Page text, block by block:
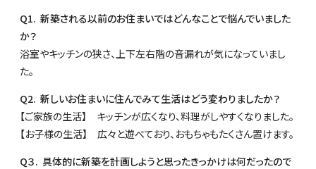
Q1. 新築される以前のお住まいではどんなことで悩んでいました
か？
浴室やキッチンの狭さ、上下左右階の音漏れが気になっていまし
た。
Q2. 新しいお住まいに住んでみて生活はどう変わりましたか？
【ご家族の生活】 キッチンが広くなり、料理がしやすくなりました。
【お子様の生活】 広々と遊べており、おもちゃもたくさん置けます。
Q３. 具体的に新築を計画しようと思ったきっかけは何だったので